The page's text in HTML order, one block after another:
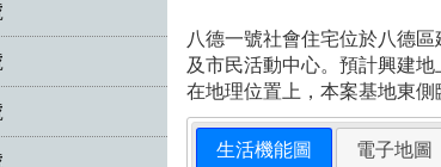
八德一號社會住宅位於八德
及市民活動中心。預計興建
在地理位置上，本案基地東
生活機能圖 電子地圖